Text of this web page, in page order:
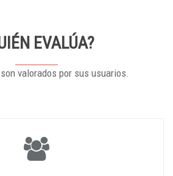
EVALÚA?
valorados por sus usuarios.